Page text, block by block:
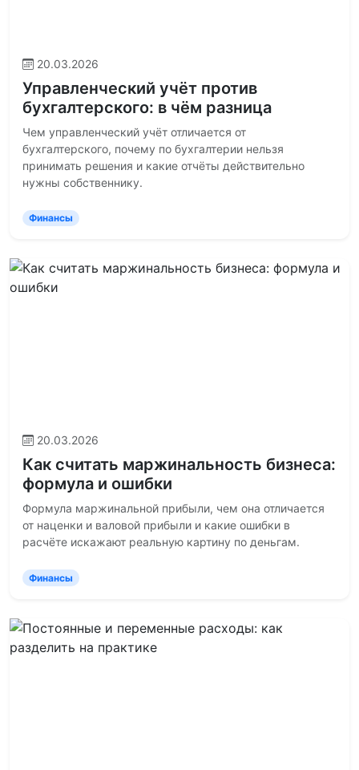
20.03.2026
Управленческий учёт против
бухгалтерского: в чём разница
Чем управленческий учёт отличается от
бухгалтерского, почему по бухгалтерии нельзя
принимать решения и какие отчёты действительно
нужны собственнику.
Финансы
20.03.2026
Как считать маржинальность бизнеса:
формула и ошибки
Формула маржинальной прибыли, чем она отличается
от наценки и валовой прибыли и какие ошибки в
расчёте искажают реальную картину по деньгам.
Финансы